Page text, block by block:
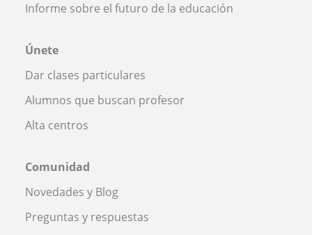
Informe sobre el futuro de la educación
Únete
Dar clases particulares
Alumnos que buscan profesor
Alta centros
Comunidad
Novedades y Blog
Preguntas y respuestas